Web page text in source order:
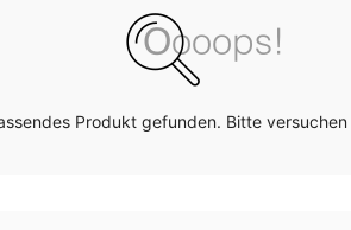
Produkt gefunden. Bitte versuchen